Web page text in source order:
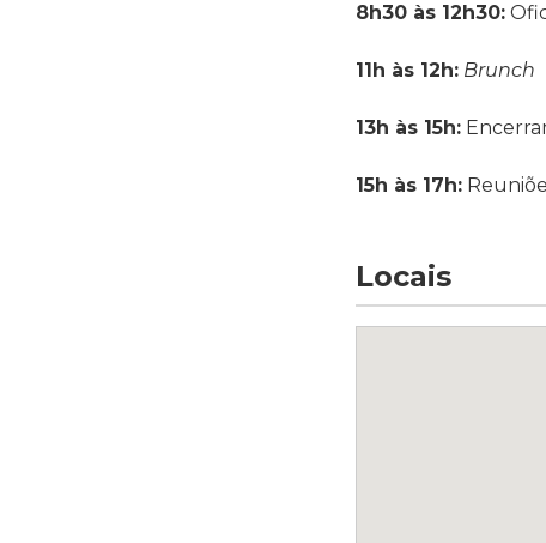
8h30 às 12h30:
11h às 12h: Brunch
13h às 15h:
15h às 17h:
Locais